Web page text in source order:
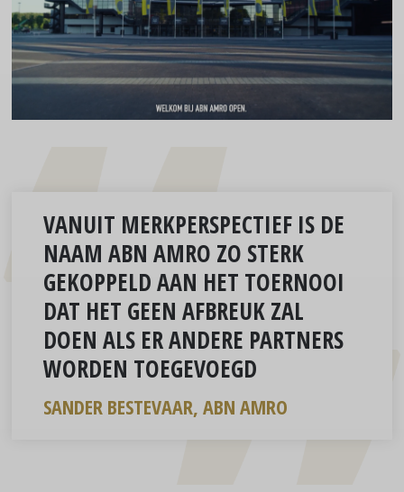
VANUIT MERKPERSPECTIEF IS DE
NAAM ABN AMRO ZO STERK
GEKOPPELD AAN HET TOERNOOI
DAT HET GEEN AFBREUK ZAL
DOEN ALS ER ANDERE PARTNERS
WORDEN TOEGEVOEGD
SANDER BESTEVAAR, ABN AMRO